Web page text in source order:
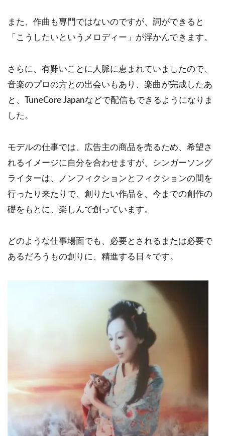
また、作曲も専門ではないのですが、詞ができると
「こうしたいというメロディー」が浮かんできます。
さらに、有難いことに人脈に恵まれていましたので、
音楽のプロの方との出会いもあり、楽曲が完成したあ
と、TuneCore Japanなどで配信もできるようになりま
した。
モデルの仕事では、広告主の商品を売るため、希望さ
れるイメージに自分を合わせますが、シンガーソング
ライターは、ノンフィクションとフィクションの間を
行ったり来たりで、創りたい作品を、今までの創作の
礎をもとに、楽しんで創っています。
どのような仕事場面でも、必要とされるまたは必要で
あるだろうもの創りに、精進する日々です。